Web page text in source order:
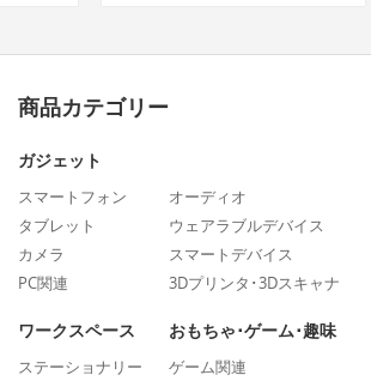
商品カテゴリー
ガジェット
スマートフォン
タブレット
カメラ
PC関連
オーディオ
ウェアラブルデバイス
スマートデバイス
3Dプリンタ･3Dスキャナ
ワークスペース
ステーショナリー
おもちゃ･ゲーム･趣味
ゲーム関連